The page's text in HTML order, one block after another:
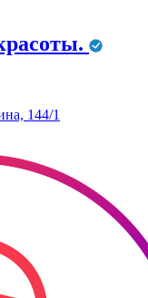
144/1